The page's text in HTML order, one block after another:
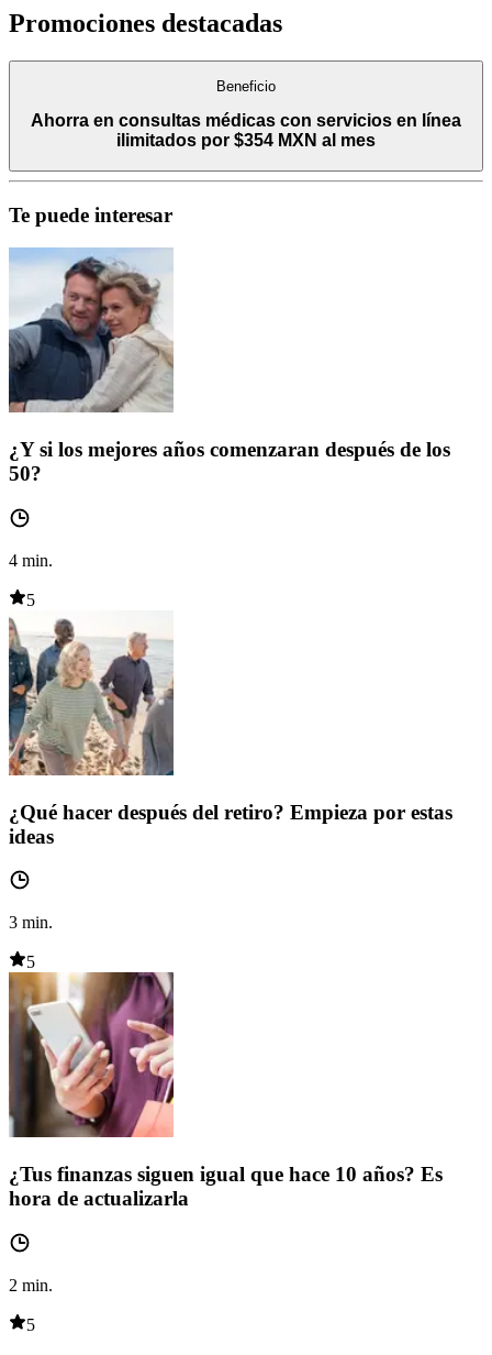
Promociones destacadas
Beneficio
Ahorra en consultas médicas con servicios en línea
ilimitados por $354 MXN al mes
Te puede interesar
¿Y si los mejores años comenzaran después de los
50?
4 min.
5
¿Qué hacer después del retiro? Empieza por estas
ideas
3 min.
5
¿Tus finanzas siguen igual que hace 10 años? Es
hora de actualizarla
2 min.
5